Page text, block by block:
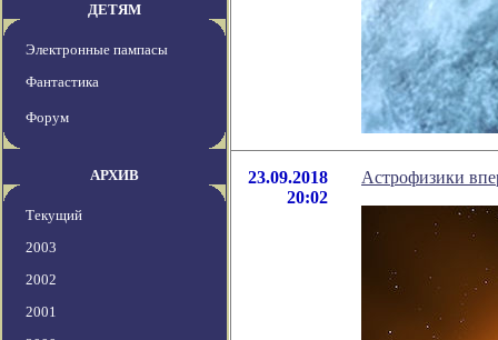
ДЕТЯМ
Электронные пампасы
Фантастика
Форум
АРХИВ
Текущий
2003
2002
2001
23.09.2018
20:02
Астрофизики